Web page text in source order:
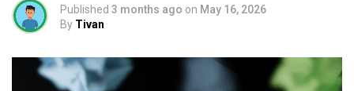
Published 3 months ago on May 16, 2026
By Tivan